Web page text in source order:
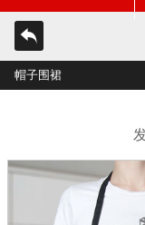
帽子围裙